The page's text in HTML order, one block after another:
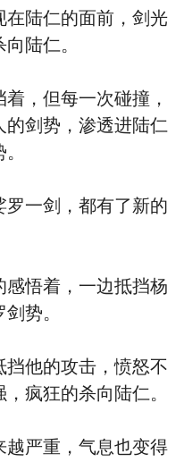
在陆仁的面前，剑光
陆仁。
，但每一次碰撞，
的剑势，渗透进陆仁
一剑，都有了新的
悟着，一边抵挡杨
势。
他的攻击，愤怒不
疯狂的杀向陆仁。
越严重，气息也变得